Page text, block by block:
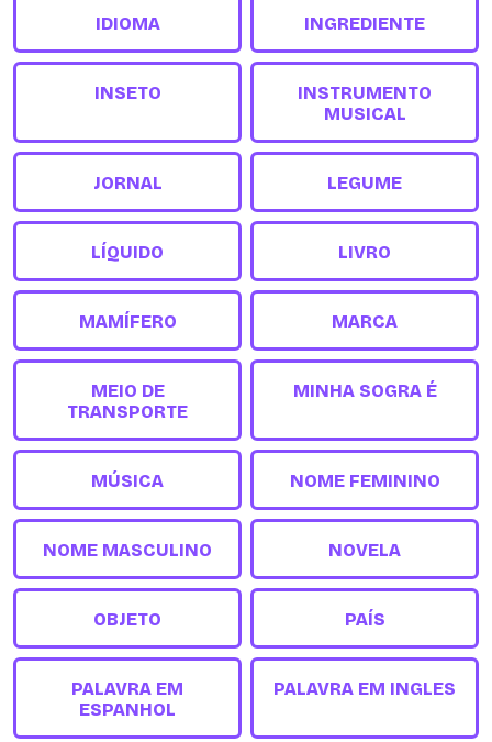
IDIOMA INGREDIENTE
INSETO
INSTRUMENTO
MUSICAL
JORNAL LEGUME
LÍQUIDO LIVRO
MAMÍFERO MARCA
MEIO DE
TRANSPORTE
MINHA SOGRA É
MÚSICA NOME FEMININO
NOME MASCULINO NOVELA
OBJETO PAÍS
PALAVRA EM
ESPANHOL
PALAVRA EM INGLES